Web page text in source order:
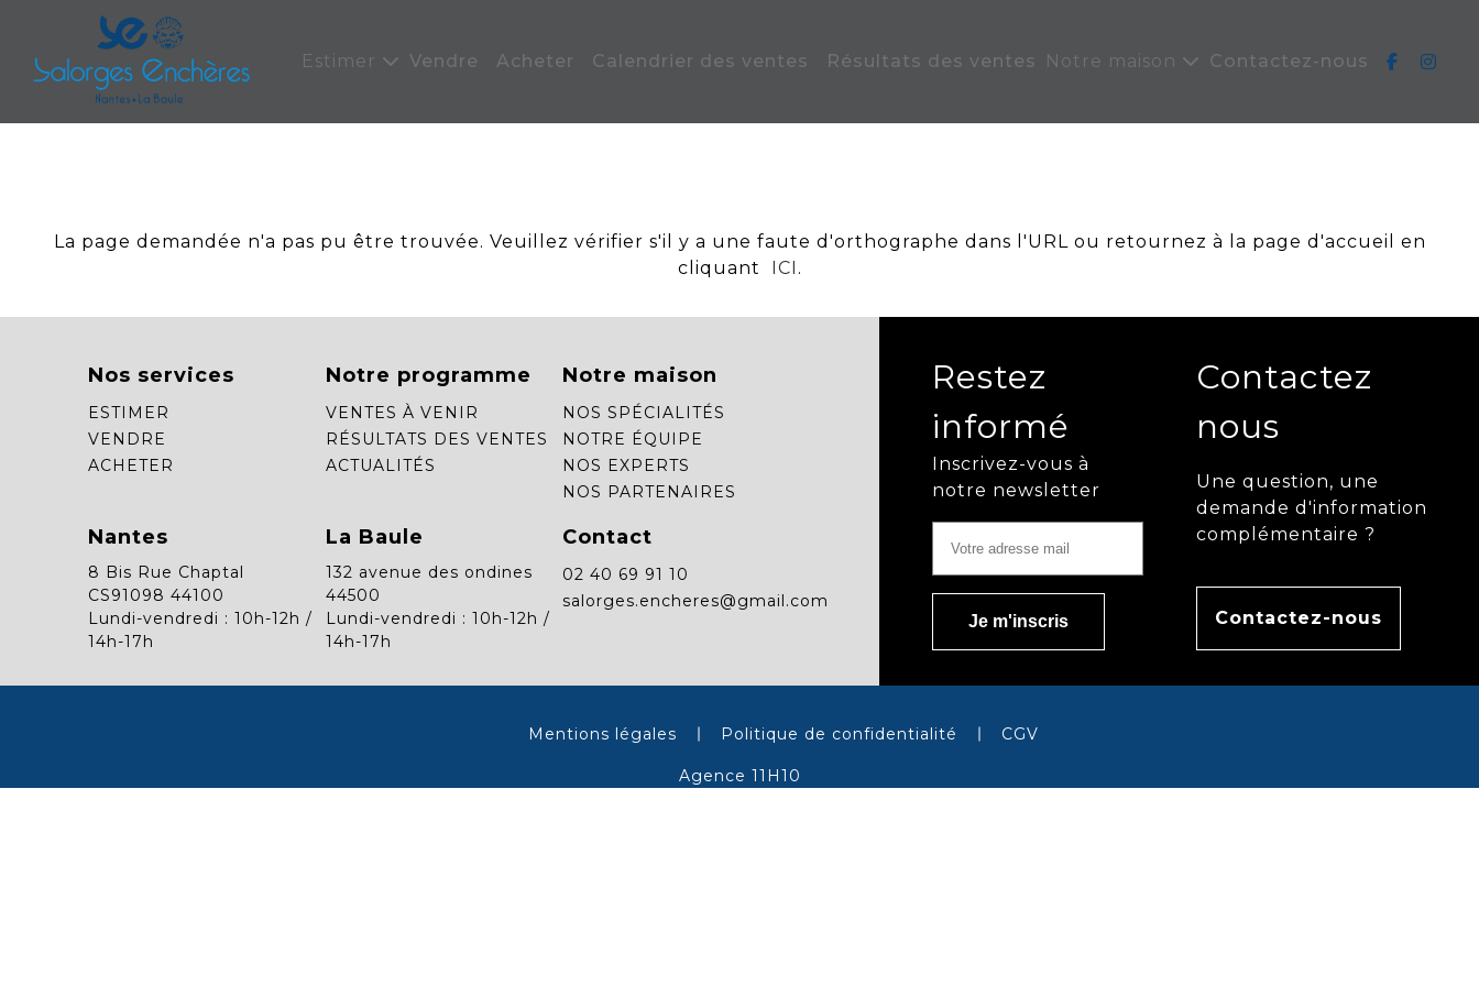
Estimer Vendre Acheter Calendrier des ventes Résultats des ventes Notre maison Contactez-nous
La page demandée n'a pas pu être trouvée. Veuillez vérifier s'il y a une faute d'orthographe dans l'URL ou retournez à la page d'accueil en
cliquant
ICI .
Nos services
ESTIMER
VENDRE
ACHETER
Notre programme
VENTES À VENIR
RÉSULTATS DES VENTES
ACTUALITÉS
Notre maison
NOS SPÉCIALITÉS
NOTRE ÉQUIPE
NOS EXPERTS
NOS PARTENAIRES
Nantes
8 Bis Rue Chaptal
CS91098 44100
Lundi-vendredi : 10h-12h /
14h-17h
La Baule
132 avenue des ondines
44500
Lundi-vendredi : 10h-12h /
14h-17h
Contact
02 40 69 91 10
salorges.encheres@gmail.com
Restez
informé
Inscrivez-vous à
notre newsletter
Contactez
nous
Une question, une
demande d'information
complémentaire ?
Contactez-nous
Mentions légales Politique de confidentialité CGV
Agence 11H10
Panneau de gestion des cookies